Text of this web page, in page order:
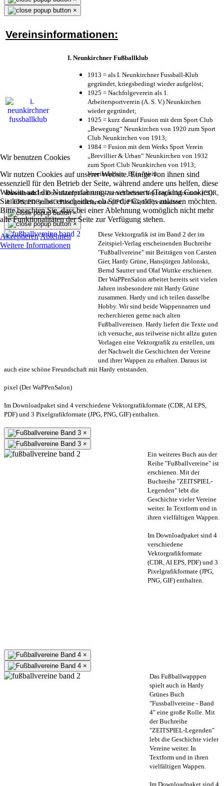
Wir benutzen Cookies
Wir nutzen Cookies auf unserer Website. Einige von ihnen sind
essenziell für den Betrieb der Seite, während andere uns helfen, diese
Website und die Nutzererfahrung zu verbessern (Tracking Cookies).
Sie können selbst entscheiden, ob Sie die Cookies zulassen möchten.
Bitte beachten Sie, dass bei einer Ablehnung womöglich nicht mehr
alle Funktionalitäten der Seite zur Verfügung stehen.
AkzeptierenAblehnen
Weitere Informationen
×
Vereinsinformationen:
I. Neunkirchner Fußballklub
1913 = als I. Neunkirchner Fussball-Klub
gegründet, kriegsbedingt wieder aufgelöst;
1925 = Nachfolgeverein als 1.
Arbeitersportverein (A. S. V.) Neunkirchen
wieder gegründet;
1925 = kurz darauf Fusion mit dem Sport Club
„Bewegung“ Neunkirchen von 1920 zum Sport
Club Neunkirchen von 1913;
1984 = Fusion mit dem Werks Sport Verein
„Brevillier & Urban“ Neunkirchen von 1932
zum Sport Club Neunkirchen von 1913;
Vereinsfarben: Blau-Weiß;
Download:Im Downloadpaket sind 4 verschiedene Vektorgrafikformate (CDR,
AI EPS, PDF) und 3 Pixelgrafikformate (JPG, PNG, GIF) enthalten.
×
×
Diese Vektorgrafik ist im Band 2 der im
Zeitspiel-Verlag erscheinenden Buchreihe
"Fußballvereine" mit Beiträgen von Carsten
Gier, Hardy Grüne, Hansjürgen Jablonski,
Bernd Sautter und Olaf Wuttke erschienen.
Der WaPPenSalon arbeitet bereits seit vielen
Jahren insbesondere mit Hardy Grüne
zusammen. Hardy und ich teilen dasselbe
Hobby. Wir sind beide Wappennarren und
recherchieren gerne nach alten
Fußballvereinen. Hardy liefert die Texte und
ich versuche, aus teilweise nicht allzu guten
Vorlagen eine Vektorgrafik zu erstellen, um
der Nachwelt die Geschichten der Vereine
und ihrer Wappen zu erhalten. Daraus ist
auch eine schöne Freundschaft mit Hardy entstanden.
pixel (Der WaPPenSalon)
Im Downloadpaket sind 4 verschiedene Vektorgrafikformate (CDR, AI EPS,
PDF) und 3 Pixelgrafikformate (JPG, PNG, GIF) enthalten.
×
×
Ein weiteres Buch aus der
Reihe "Fußballvereine" ist
erschienen. Mit der
Buchreihe "ZEITSPIEL-
Legenden" lebt die
Geschichte vieler Vereine
weiter. In Textform und in
ihren vielfältigen Wappen.
Im Downloadpaket sind 4
verschiedene
Vektorgrafikformate
(CDR, AI EPS, PDF) und 3
Pixelgrafikformate (JPG,
PNG, GIF) enthalten.
×
×
Das Fußballwapppen
spielt auch in Hardy
Grünes Buch
"Fussballvereine - Band
4" eine große Rolle. Mit
der Buchreihe
"ZEITSPIEL-Legenden"
lebt die Geschichte vieler
Vereine weiter. In
Textform und in ihren
vielfältigen Wappen.
Im Downloadpaket sind 4